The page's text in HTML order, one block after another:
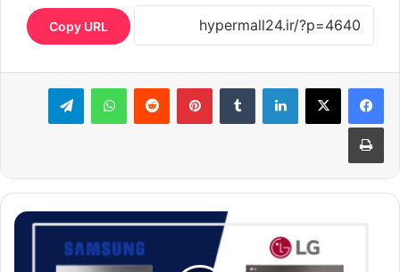
Copy URL
لینکدین ‫تامبلر ‫پین‌ترست‫رددیت واتس آپ تلگرام
چاپ